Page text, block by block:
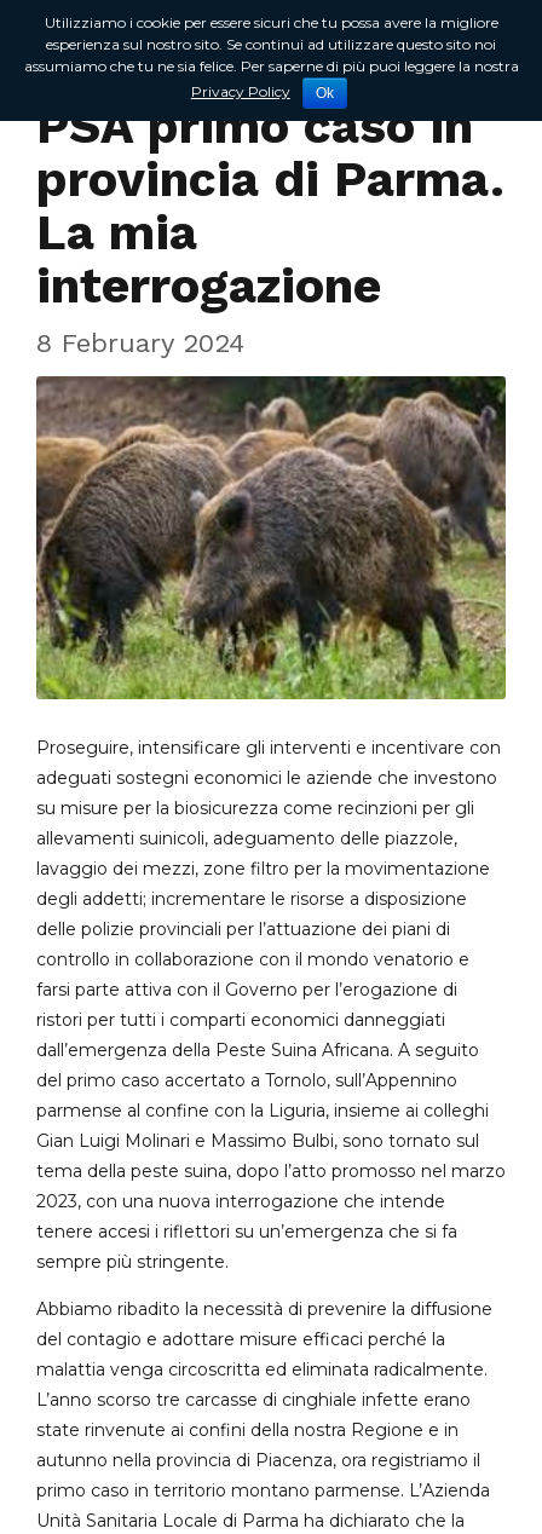
In Regione
PSA primo caso in
provincia di Parma.
La mia
interrogazione
8 February 2024
Proseguire, intensificare gli interventi e incentivare con
adeguati sostegni economici le aziende che investono
su misure per la biosicurezza come recinzioni per gli
allevamenti suinicoli, adeguamento delle piazzole,
lavaggio dei mezzi, zone filtro per la movimentazione
degli addetti; incrementare le risorse a disposizione
delle polizie provinciali per l’attuazione dei piani di
controllo in collaborazione con il mondo venatorio e
farsi parte attiva con il Governo per l’erogazione di
ristori per tutti i comparti economici danneggiati
dall’emergenza della Peste Suina Africana. A seguito
del primo caso accertato a Tornolo, sull’Appennino
parmense al confine con la Liguria, insieme ai colleghi
Gian Luigi Molinari e Massimo Bulbi, sono tornato sul
tema della peste suina, dopo l’atto promosso nel marzo
2023, con una nuova interrogazione che intende
tenere accesi i riflettori su un’emergenza che si fa
sempre più stringente.
Abbiamo ribadito la necessità di prevenire la diffusione
del contagio e adottare misure efficaci perché la
malattia venga circoscritta ed eliminata radicalmente.
L’anno scorso tre carcasse di cinghiale infette erano
state rinvenute ai confini della nostra Regione e in
autunno nella provincia di Piacenza, ora registriamo il
primo caso in territorio montano parmense. L’Azienda
Unità Sanitaria Locale di Parma ha dichiarato che la
Utilizziamo i cookie per essere sicuri che tu possa avere la migliore
esperienza sul nostro sito. Se continui ad utilizzare questo sito noi
assumiamo che tu ne sia felice. Per saperne di più puoi leggere la nostra
Privacy Policy
Ok